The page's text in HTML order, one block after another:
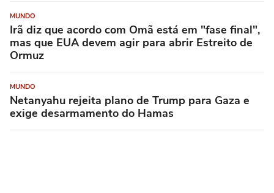
MUNDO
Irã diz que acordo com Omã está em "fase final",
mas que EUA devem agir para abrir Estreito de
Ormuz
MUNDO
Netanyahu rejeita plano de Trump para Gaza e
exige desarmamento do Hamas